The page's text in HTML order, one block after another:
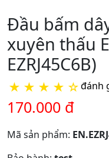
Đầu bấm
xuyên thấu
EZRJ45C6B)
★ ★ ★ ★ ☆đánh
170.000 đ
Mã sản phẩm: